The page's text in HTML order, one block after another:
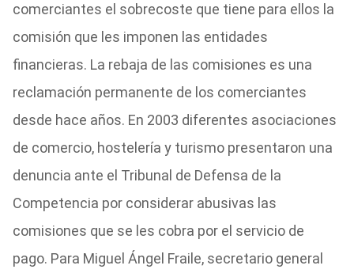
comerciantes el sobrecoste que tiene para ellos la
comisión que les imponen las entidades
financieras. La rebaja de las comisiones es una
reclamación permanente de los comerciantes
desde hace años. En 2003 diferentes asociaciones
de comercio, hostelería y turismo presentaron una
denuncia ante el Tribunal de Defensa de la
Competencia por considerar abusivas las
comisiones que se les cobra por el servicio de
pago. Para Miguel Ángel Fraile, secretario general